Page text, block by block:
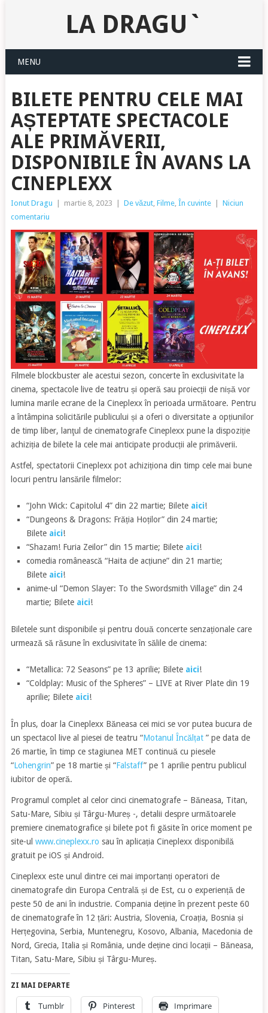
LA DRAGU`
MENU
BILETE PENTRU CELE MAI
AȘTEPTATE SPECTACOLE
ALE PRIMĂVERII,
DISPONIBILE ÎN AVANS LA
CINEPLEXX
Ionut Dragu martie 8, 2023 De văzut, Filme, În cuvinte
Niciun
comentariu
Filmele blockbuster ale acestui sezon, concerte în exclusivitate la
cinema, spectacole live de teatru și operă sau proiecții de nișă vor
lumina marile ecrane de la Cineplexx în perioada următoare. Pentru
a întâmpina solicitările publicului și a oferi o diversitate a opțiunilor
de timp liber, lanţul de cinematografe Cineplexx pune la dispoziție
achiziția de bilete la cele mai anticipate producții ale primăverii.
Astfel, spectatorii Cineplexx pot achiziționa din timp cele mai bune
locuri pentru lansările filmelor:
“John Wick: Capitolul 4” din 22 martie; Bilete aici!
“Dungeons & Dragons: Frăția Hoților” din 24 martie;
Bilete aici!
“Shazam! Furia Zeilor” din 15 martie; Bilete aici!
comedia românească “Haita de acțiune” din 21 martie;
Bilete aici!
anime-ul “Demon Slayer: To the Swordsmith Village” din 24
martie; Bilete aici!
Biletele sunt disponibile și pentru două concerte senzaționale care
urmează să răsune în exclusivitate în sălile de cinema:
“Metallica: 72 Seasons” pe 13 aprilie; Bilete aici!
“Coldplay: Music of the Spheres” – LIVE at River Plate din 19
aprilie; Bilete aici!
În plus, doar la Cineplexx Băneasa cei mici se vor putea bucura de
un spectacol live al piesei de teatru “Motanul Încălțat ” pe data de
26 martie, în timp ce stagiunea MET continuă cu piesele
“Lohengrin” pe 18 martie și “Falstaff” pe 1 aprilie pentru publicul
iubitor de operă.
Programul complet al celor cinci cinematografe – Băneasa, Titan,
Satu-Mare, Sibiu și Târgu-Mureș -, detalii despre următoarele
premiere cinematografice și bilete pot fi găsite în orice moment pe
site-ul www.cineplexx.ro sau în aplicația Cineplexx disponibilă
gratuit pe iOS și Android.
Cineplexx este unul dintre cei mai importanți operatori de
cinematografe din Europa Centrală și de Est, cu o experiență de
peste 50 de ani în industrie. Compania deține în prezent peste 60
de cinematografe în 12 țări: Austria, Slovenia, Croația, Bosnia și
Herțegovina, Serbia, Muntenegru, Kosovo, Albania, Macedonia de
Nord, Grecia, Italia și România, unde deține cinci locații – Băneasa,
Titan, Satu-Mare, Sibiu și Târgu-Mureș.
ZI MAI DEPARTE
Tumblr Pinterest Imprimare